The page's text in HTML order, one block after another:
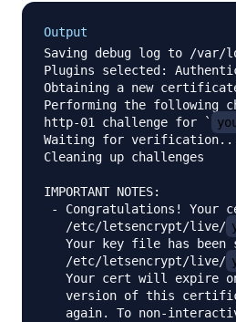
Output
Saving debug log to /
Plugins selected:
Obtaining a new
Performing the following
http-01 challenge for `
Waiting for
Cleaning up challenges
IMPORTANT NOTES:
- Congratulations! Your
   /etc/letsencrypt/live/
Your key file has been
   /etc/letsencrypt/live/
Your cert will expire
version of this
again. To non-